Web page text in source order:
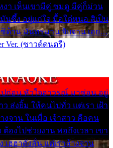
งา เห็นเขามีคู่ ซมดู มีคู่ก็ม่วน
นซึ้ง อยู่แก่ใจ มื้อใด๋หนอ สิเป็น
ซิด้าน มันทรมาน จับจาน เอย…
Ver. (ซาวด์ดนตรี)
ปก่อน หัวใจอาวรณ์ มาซ่อน อยู่
ส่งยิ้ม ให้คนไปทั่ว แต่เรา เฝ้า
งจาน ในเมื่อ เจ้าสาว คือคน
องไปช่วยงาน พอถึงเวลา เขา
ฮฮาดังลั่น แต่เราล้างจาน